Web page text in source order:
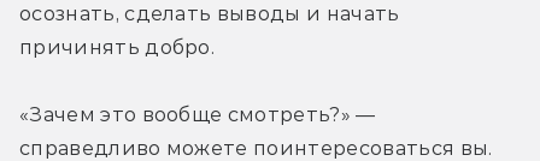
осознать, сделать выводы и начать
причинять добро.
«Зачем это вообще смотреть?» —
справедливо можете поинтересоваться вы.